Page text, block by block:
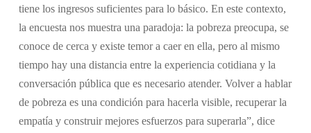
tiene los ingresos suficientes para lo básico. En este contexto,
la encuesta nos muestra una paradoja: la pobreza preocupa, se
conoce de cerca y existe temor a caer en ella, pero al mismo
tiempo hay una distancia entre la experiencia cotidiana y la
conversación pública que es necesario atender. Volver a hablar
de pobreza es una condición para hacerla visible, recuperar la
empatía y construir mejores esfuerzos para superarla”, dice